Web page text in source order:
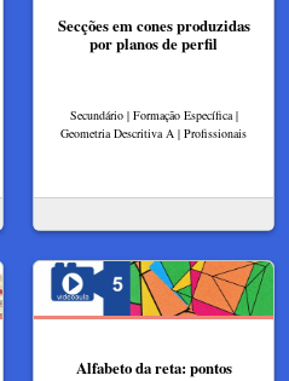
Secções em cones produzidas
por planos de perfil
Secundário | Formação Específica |
Geometria Descritiva A | Profissionais
Alfabeto da reta: pontos